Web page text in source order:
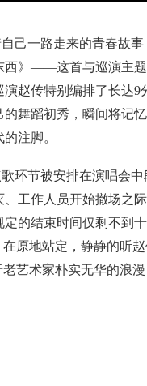
己一路走来的青春故
西》——这首与巡演主
赵传特别编排了长达
舞蹈初秀，瞬间将记
注脚。
环节被安排在演唱会
工作人员开始撤场之
的结束时间仅剩不到
原地站定，静静的听
艺术家朴实无华的浪